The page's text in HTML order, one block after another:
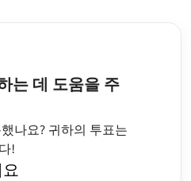
는 데 도움을 주
나요? 귀하의 투표는
!